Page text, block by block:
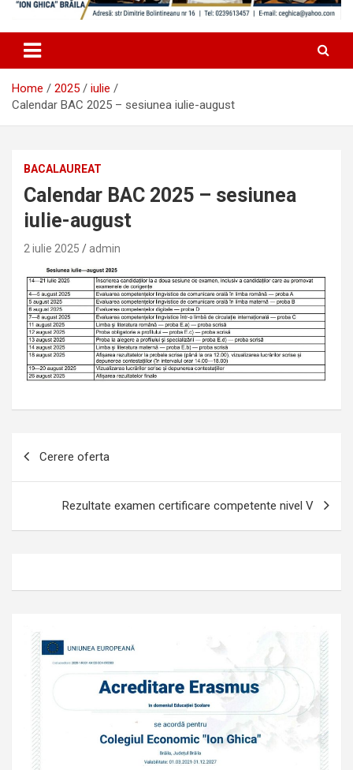
Home 2025
iulie
Calendar BAC 2025 – sesiunea iulie-august
BACALAUREAT
Calendar BAC 2025 – sesiunea
iulie-august
2 iulie 2025 admin
articole
Cerere oferta
Rezultate examen certificare competente nivel V